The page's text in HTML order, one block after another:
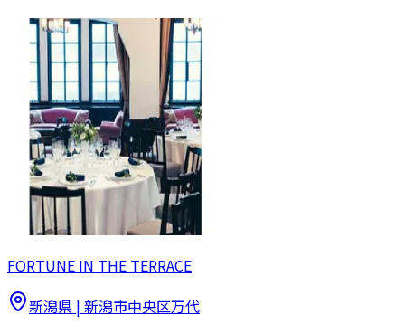
FORTUNE IN THE TERRACE
新潟県 | 新潟市中央区万代